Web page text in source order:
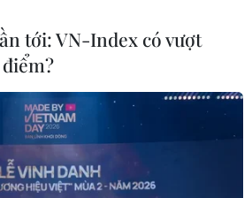
tới: VN-Index có vượt